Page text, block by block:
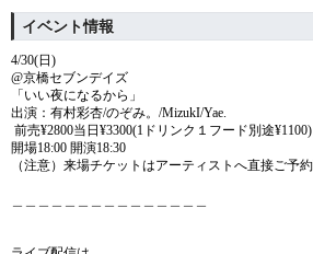
イベント情報
4/30(日)
@京橋セブンデイズ
「いい夜になるから」
出演：有村彩杏/のぞみ。/MizukI/Yae.
前売¥2800当日¥3300(1ドリンク１フード別途¥1100)
開場18:00 開演18:30
（注意）来場チケットはアーティストへ直接ご予約